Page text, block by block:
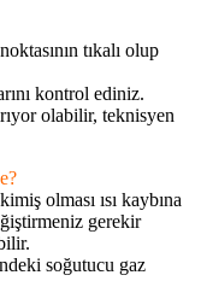
tıkalı olup
kontrol ediniz.
olabilir, teknisyen
olması ısı kaybına
gerekir
soğutucu gaz